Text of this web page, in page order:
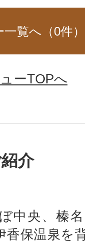
一覧へ（0件）
ーTOPへ
介
中央、榛
香保温泉を